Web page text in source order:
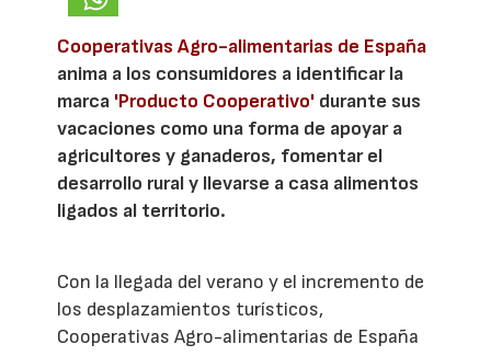
Cooperativas Agro-alimentarias de España
anima a los consumidores a identificar la
marca 'Producto Cooperativo' durante sus
vacaciones como una forma de apoyar a
agricultores y ganaderos, fomentar el
desarrollo rural y llevarse a casa alimentos
ligados al territorio.
Con la llegada del verano y el incremento de
los desplazamientos turísticos,
Cooperativas Agro-alimentarias de España